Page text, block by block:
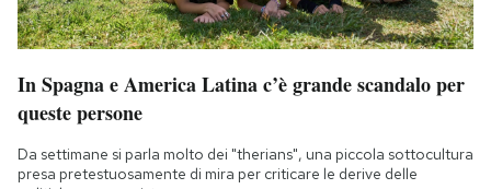
In Spagna e America Latina c’è grande scandalo per
queste persone
Da settimane si parla molto dei "therians", una piccola sottocultura
presa pretestuosamente di mira per criticare le derive delle